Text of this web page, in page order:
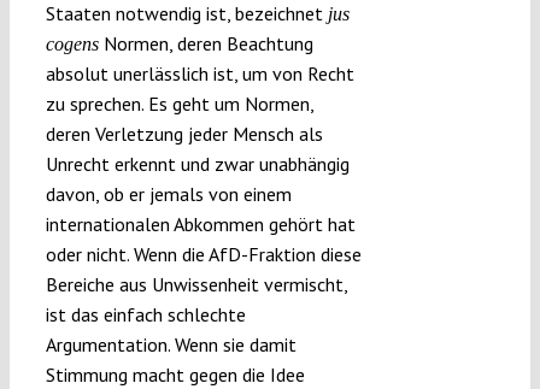
Staaten notwendig ist, bezeichnet jus
cogens Normen, deren Beachtung
absolut unerlässlich ist, um von Recht
zu sprechen. Es geht um Normen,
deren Verletzung jeder Mensch als
Unrecht erkennt und zwar unabhängig
davon, ob er jemals von einem
internationalen Abkommen gehört hat
oder nicht. Wenn die AfD-Fraktion diese
Bereiche aus Unwissenheit vermischt,
ist das einfach schlechte
Argumentation. Wenn sie damit
Stimmung macht gegen die Idee